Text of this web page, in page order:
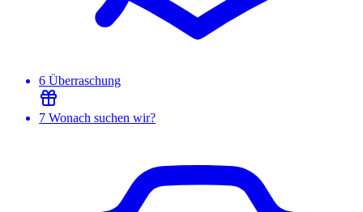
6 Überraschung
7 Wonach suchen wir?